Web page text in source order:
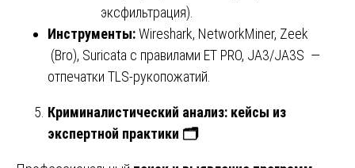
эксфильтрация).
Инструменты:Wireshark, NetworkMiner, Zeek
(Bro), Suricata с правилами ET PRO, JA3/JA3S —
отпечатки TLS-рукопожатий.
Криминалистический анализ: кейсы из
экспертной практики 🗂️